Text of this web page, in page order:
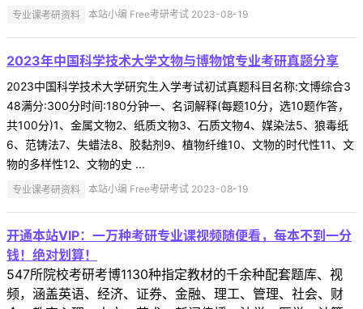
专业课考研资料 本站小编 Free考研考试 2023-08-19
2023年中国科学技术大学文物与博物馆专业考研真题分享
2023中国科学技术大学研究生入学考试初试真题科目名称:文博综合3
48满分:300分时间:180分钟一、名词解释(每题10分，选10题作答，
共100分)1、金属文物2、纸质文物3、石质文物4、媒染法5、狼毒纸
6、范铸法7、失蜡法8、胶黏剂9、植物纤维10、文物的时代性11、文
物的多样性12、文物的史 ...
专业课考研资料 本站小编 Free考研考试 2023-08-19
开通本站VIP：一万种考研专业课视频随便看，每本不到一分
钱！绝对划算！
547所院校考研考博1130种指定教材的千余种配套题库、视
频，涵盖英语、经济、证券、金融、理工、管理、社会、财